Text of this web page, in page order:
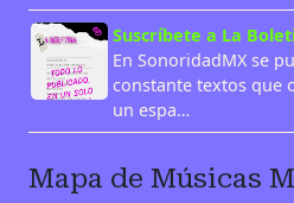
Suscríbete a La
En SonoridadMX se
constante textos que
un espa…
Mapa de Músicas